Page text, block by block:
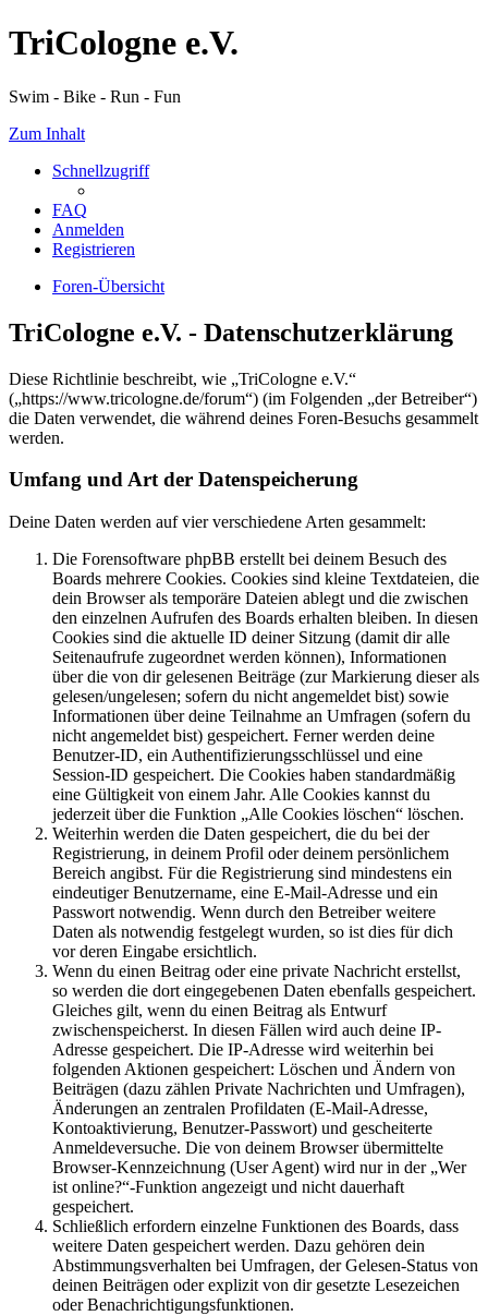
TriCologne e.V.
Swim - Bike - Run - Fun
Zum Inhalt
Schnellzugriff
FAQ
Anmelden
Registrieren
Foren-Übersicht
TriCologne e.V. - Datenschutzerklärung
Diese Richtlinie beschreibt, wie „TriCologne e.V.“
(„https://www.tricologne.de/forum“) (im Folgenden „der Betreiber“)
die Daten verwendet, die während deines Foren-Besuchs gesammelt
werden.
Umfang und Art der Datenspeicherung
Deine Daten werden auf vier verschiedene Arten gesammelt:
Die Forensoftware phpBB erstellt bei deinem Besuch des
Boards mehrere Cookies. Cookies sind kleine Textdateien, die
dein Browser als temporäre Dateien ablegt und die zwischen
den einzelnen Aufrufen des Boards erhalten bleiben. In diesen
Cookies sind die aktuelle ID deiner Sitzung (damit dir alle
Seitenaufrufe zugeordnet werden können), Informationen
über die von dir gelesenen Beiträge (zur Markierung dieser als
gelesen/ungelesen; sofern du nicht angemeldet bist) sowie
Informationen über deine Teilnahme an Umfragen (sofern du
nicht angemeldet bist) gespeichert. Ferner werden deine
Benutzer-ID, ein Authentifizierungsschlüssel und eine
Session-ID gespeichert. Die Cookies haben standardmäßig
eine Gültigkeit von einem Jahr. Alle Cookies kannst du
jederzeit über die Funktion „Alle Cookies löschen“ löschen.
Weiterhin werden die Daten gespeichert, die du bei der
Registrierung, in deinem Profil oder deinem persönlichem
Bereich angibst. Für die Registrierung sind mindestens ein
eindeutiger Benutzername, eine E-Mail-Adresse und ein
Passwort notwendig. Wenn durch den Betreiber weitere
Daten als notwendig festgelegt wurden, so ist dies für dich
vor deren Eingabe ersichtlich.
Wenn du einen Beitrag oder eine private Nachricht erstellst,
so werden die dort eingegebenen Daten ebenfalls gespeichert.
Gleiches gilt, wenn du einen Beitrag als Entwurf
zwischenspeicherst. In diesen Fällen wird auch deine IP-
Adresse gespeichert. Die IP-Adresse wird weiterhin bei
folgenden Aktionen gespeichert: Löschen und Ändern von
Beiträgen (dazu zählen Private Nachrichten und Umfragen),
Änderungen an zentralen Profildaten (E-Mail-Adresse,
Kontoaktivierung, Benutzer-Passwort) und gescheiterte
Anmeldeversuche. Die von deinem Browser übermittelte
Browser-Kennzeichnung (User Agent) wird nur in der „Wer
ist online?“-Funktion angezeigt und nicht dauerhaft
gespeichert.
Schließlich erfordern einzelne Funktionen des Boards, dass
weitere Daten gespeichert werden. Dazu gehören dein
Abstimmungsverhalten bei Umfragen, der Gelesen-Status von
deinen Beiträgen oder explizit von dir gesetzte Lesezeichen
oder Benachrichtigungsfunktionen.